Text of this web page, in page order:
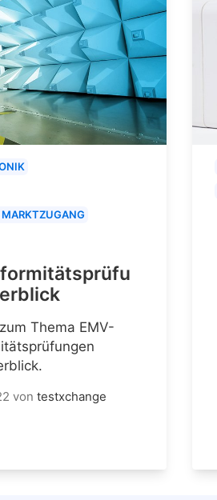
Thema EMV-
von testxchange